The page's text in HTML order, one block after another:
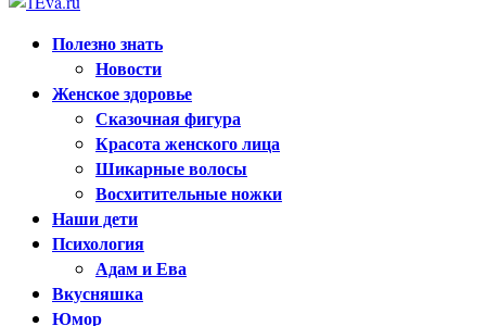
Полезно знать
Новости
Женское здоровье
Сказочная фигура
Красота женского лица
Шикарные волосы
Восхитительные ножки
Наши дети
Психология
Адам и Ева
Вкусняшка
Юмор